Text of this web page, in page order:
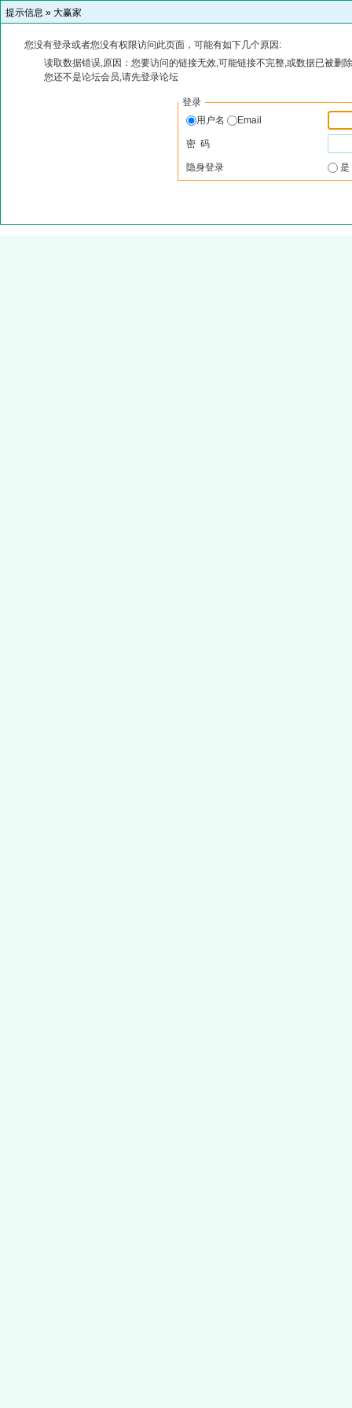
提示信息 » 大赢家
您没有登录或者您没有权限访问此页面，可能有如下几个原因:
读取数据错误,原因：您要访问的链接无效,可能链接不完整,或数据已被删
您还不是论坛会员,请先登录论坛
登录
用户名
Email
密 码
隐身登录